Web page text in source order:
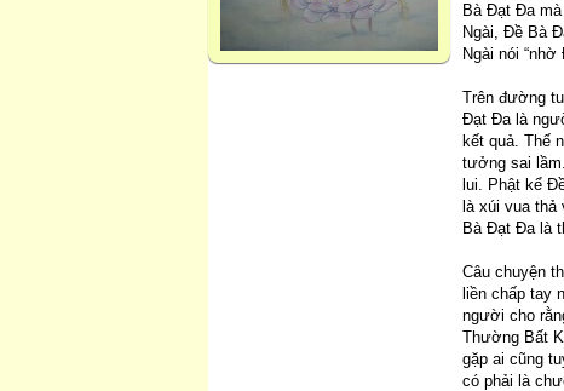
Bà Đạt Đa
Ngài, Đề Bà
Ngài nói
Trên đường
Đạt Đa là
kết quả. Thế
tưởng sai
lui. Phật kể
là xúi vua
Bà Đạt Đa là
Câu chuyện
liền chấp tay
người cho
Thường Bất
gặp ai cũng
có phải là